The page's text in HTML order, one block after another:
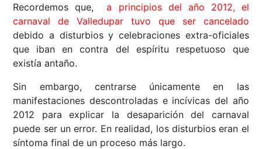
Recordemos que,a principios del año 2012, el
carnaval de Valledupar tuvo que ser cancelado
debido a disturbios y celebraciones extra-oficiales
que iban en contra del espíritu respetuoso que
existía antaño.
Sin embargo, centrarse únicamente en las
manifestaciones descontroladas e incívicas del año
2012 para explicar la desaparición del carnaval
puede ser un error. En realidad, los disturbios eran el
síntoma final de un proceso más largo.